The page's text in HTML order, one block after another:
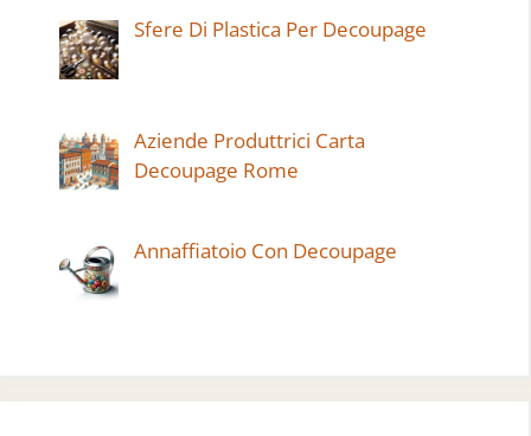
Sfere Di Plastica Per Decoupage
Aziende Produttrici Carta
Decoupage Rome
Annaffiatoio Con Decoupage